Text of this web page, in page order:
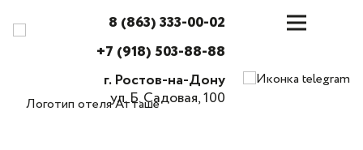
8 (863) 333-00-02
+7 (918) 503-88-88
г. Ростов-на-Дону
ул. Б. Садовая, 100